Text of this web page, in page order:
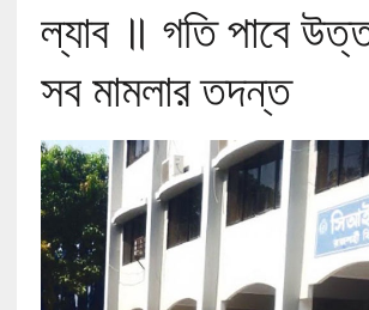
ল্যাব ॥ গতি পাবে
সব মামলার তদন্ত